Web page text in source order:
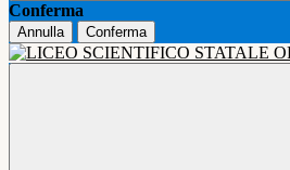
Conferma
Annulla Conferma